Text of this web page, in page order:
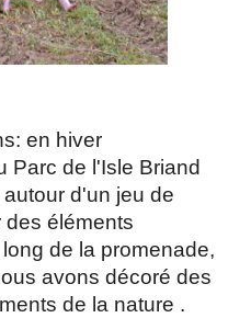
en hiver
Parc de l'Isle Briand
d'un jeu de
des éléments
de la promenade,
avons décoré des
de la nature .